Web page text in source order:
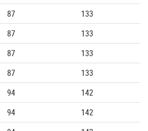
87
133
87
133
87
133
87
133
94
142
94
142